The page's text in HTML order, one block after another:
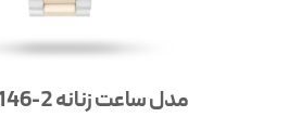
مدل ساعت زنانه Laxmi 8146-2